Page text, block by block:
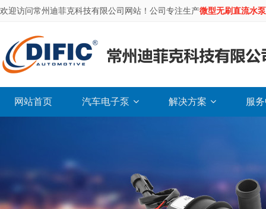
欢迎访问常州迪菲克科技有限公司网站！公司专注生产微型无刷直流水泵
网站首页 汽车电子泵 解决方案 服